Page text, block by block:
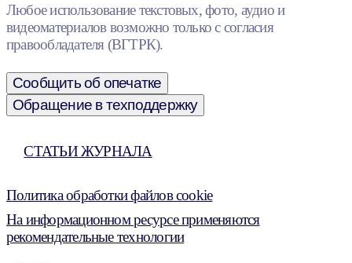
Любое использование текстовых, фото, аудио и
видеоматериалов возможно только с согласия
правообладателя (ВГТРК).
Сообщить об опечатке
Обращение в техподдержку
СТАТЬИ ЖУРНАЛА
Политика обработки файлов cookie
На информационном ресурсе применяются
рекомендательные технологии